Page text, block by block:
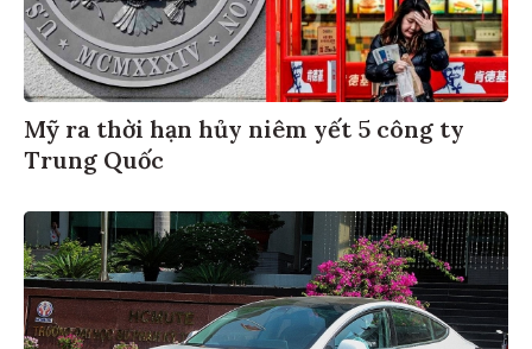
Mỹ ra thời hạn hủy niêm yết 5 công ty
Trung Quốc